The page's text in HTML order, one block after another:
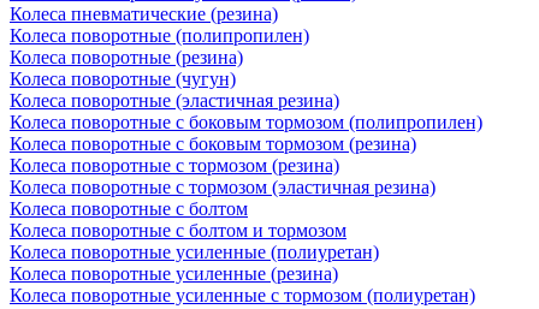
Колеса пневматические (резина)
Колеса поворотные (полипропилен)
Колеса поворотные (резина)
Колеса поворотные (чугун)
Колеса поворотные (эластичная резина)
Колеса поворотные c боковым тормозом (полипропилен)
Колеса поворотные c боковым тормозом (резина)
Колеса поворотные c тормозом (резина)
Колеса поворотные c тормозом (эластичная резина)
Колеса поворотные с болтом
Колеса поворотные с болтом и тормозом
Колеса поворотные усиленные (полиуретан)
Колеса поворотные усиленные (резина)
Колеса поворотные усиленные с тормозом (полиуретан)